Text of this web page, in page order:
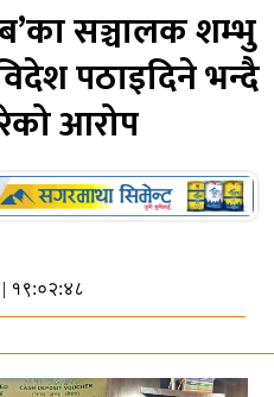
सञ्चालक शम्भु
पठाइदिने भन्दै
आरोप
| १९:०२:४८